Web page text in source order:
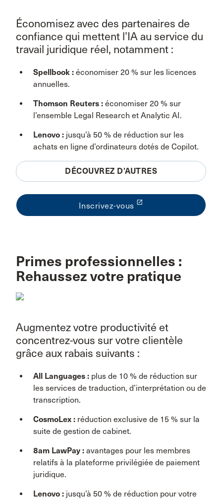
Économisez avec des partenaires de
confiance qui mettent l’IA au service du
travail juridique réel, notamment :
Spellbook : économiser 20 % sur les licences
annuelles.
Thomson Reuters : économiser 20 % sur
l’ensemble Legal Research et Analytic AI.
Lenovo : jusqu’à 50 % de réduction sur les
achats en ligne d’ordinateurs dotés de Copilot.
DÉCOUVREZ D’AUTRES
Inscrivez-vous launch
Primes professionnelles :
Rehaussez votre pratique
Augmentez votre productivité et
concentrez-vous sur votre clientèle
grâce aux rabais suivants :
All Languages : plus de 10 % de réduction sur
les services de traduction, d’interprétation ou de
transcription.
CosmoLex : réduction exclusive de 15 % sur la
suite de gestion de cabinet.
8am LawPay : avantages pour les membres
relatifs à la plateforme privilégiée de paiement
juridique.
Lenovo : jusqu’à 50 % de réduction pour votre